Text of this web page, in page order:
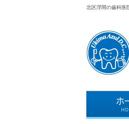
北区浮間の歯科医